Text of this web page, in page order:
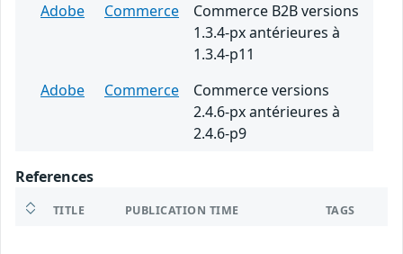
Adobe
Commerce
Commerce B2B versions
1.3.4-px antérieures à
1.3.4-p11
Adobe
Commerce
Commerce versions
2.4.6-px antérieures à
2.4.6-p9
References
TITLE PUBLICATION TIME TAGS